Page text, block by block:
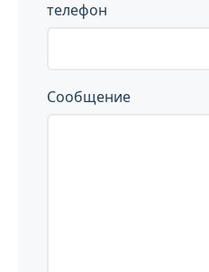
телефон
Сообщение